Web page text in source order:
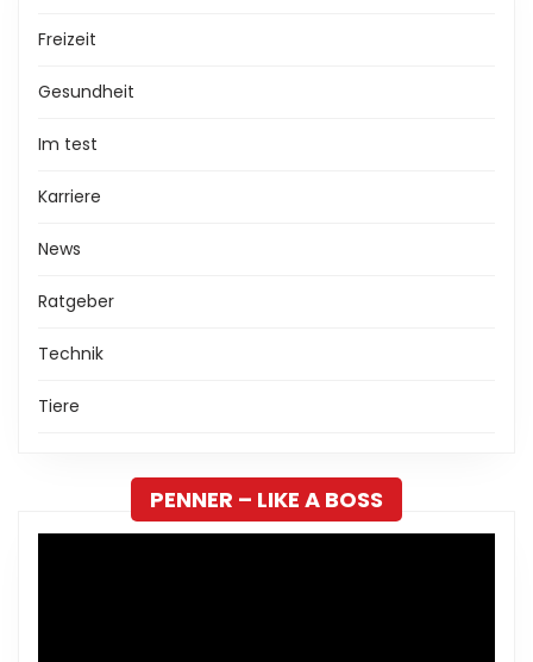
Freizeit
Gesundheit
Im test
Karriere
News
Ratgeber
Technik
Tiere
PENNER – LIKE A BOSS